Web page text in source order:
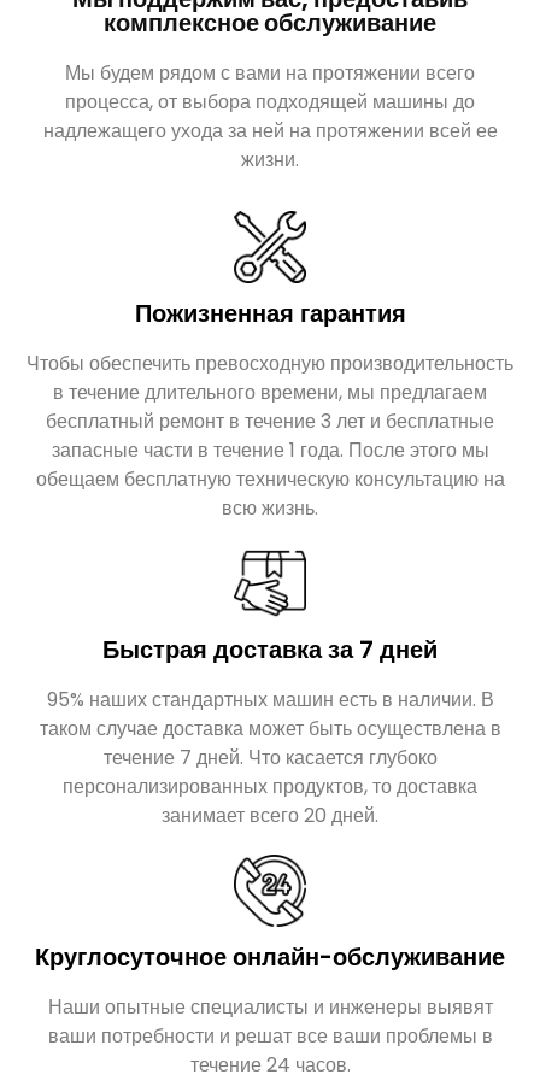
Мы будем рядом с вами на протяжении всего
процесса, от выбора подходящей машины до
надлежащего ухода за ней на протяжении всей ее
жизни.
Пожизненная гарантия
Чтобы обеспечить превосходную производительность
в течение длительного времени, мы предлагаем
бесплатный ремонт в течение 3 лет и бесплатные
запасные части в течение 1 года. После этого мы
обещаем бесплатную техническую консультацию на
всю жизнь.
Быстрая доставка за 7 дней
95% наших стандартных машин есть в наличии. В
таком случае доставка может быть осуществлена в
течение 7 дней. Что касается глубоко
персонализированных продуктов, то доставка
занимает всего 20 дней.
Круглосуточное онлайн-обслуживание
Наши опытные специалисты и инженеры выявят
ваши потребности и решат все ваши проблемы в
течение 24 часов.
Подробнее об услуге